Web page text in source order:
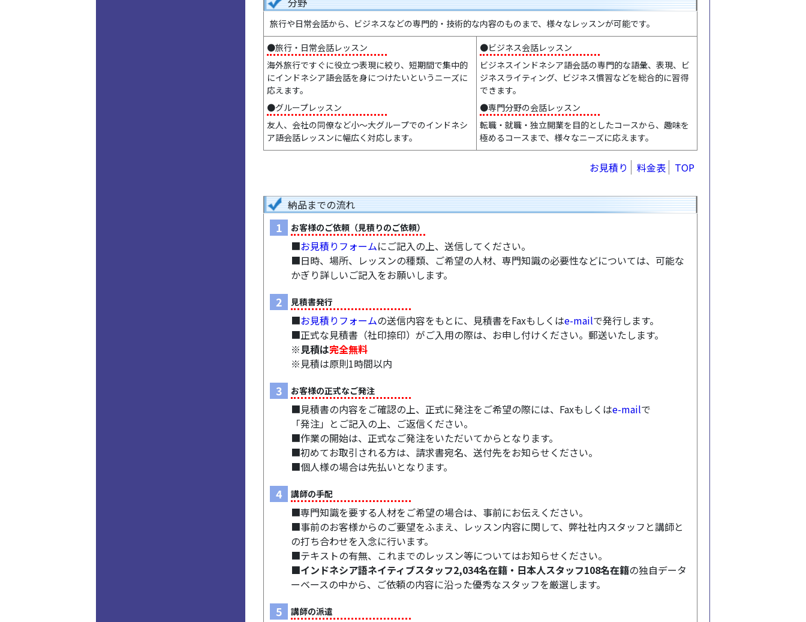
旅行や日常会話から、ビジネスなどの専門的・技術的な内容のものまで、様々なレッスンが可能です。
●旅行・日常会話レッスン
海外旅行ですぐに役立つ表現に絞り、短期間で集中的
にインドネシア語会話を身につけたいというニーズに
応えます。
●グループレッスン
友人、会社の同僚など小～大グループでのインドネシ
ア語会話レッスンに幅広く対応します。
●ビジネス会話レッスン
ビジネスインドネシア語会話の専門的な語彙、表現、ビ
ジネスライティング、ビジネス慣習などを総合的に習得
できます。
●専門分野の会話レッスン
転職・就職・独立開業を目的としたコースから、趣味を
極めるコースまで、様々なニーズに応えます。
お見積り 料金表 TOP
納品までの流れ
1 お客様のご依頼（見積りのご依頼）
■お見積りフォームにご記入の上、送信してください。
■日時、場所、レッスンの種類、ご希望の人材、専門知識の必要性などについては、可能な
かぎり詳しいご記入をお願いします。
2 見積書発行
■お見積りフォームの送信内容をもとに、見積書をFaxもしくはe-mailで発行します。
■正式な見積書（社印捺印）がご入用の際は、お申し付けください。郵送いたします。
※見積は完全無料
※見積は原則1時間以内
3 お客様の正式なご発注
■見積書の内容をご確認の上、正式に発注をご希望の際には、Faxもしくはe-mailで
「発注」とご記入の上、ご返信ください。
■作業の開始は、正式なご発注をいただいてからとなります。
■初めてお取引される方は、請求書宛名、送付先をお知らせください。
■個人様の場合は先払いとなります。
4 講師の手配
■専門知識を要する人材をご希望の場合は、事前にお伝えください。
■事前のお客様からのご要望をふまえ、レッスン内容に関して、弊社社内スタッフと講師と
の打ち合わせを入念に行います。
■テキストの有無、これまでのレッスン等についてはお知らせください。
■インドネシア語ネイティブスタッフ2,034名在籍・日本人スタッフ108名在籍の独自データ
ーベースの中から、ご依頼の内容に沿った優秀なスタッフを厳選します。
5 講師の派遣